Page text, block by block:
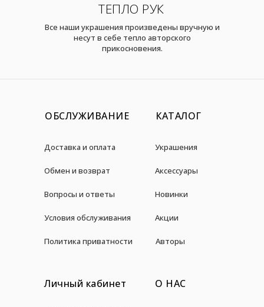
ТЕПЛО РУК
Все наши украшения произведены вручную и
несут в себе тепло авторского
прикосновения.
ОБСЛУЖИВАНИЕ
Доставка и оплата
Обмен и возврат
Вопросы и ответы
КАТАЛОГ
Украшения
Аксессуары
Новинки
Акции
Условия обслуживания
Политика приватности
О НАС
Авторы
Личный кабинет